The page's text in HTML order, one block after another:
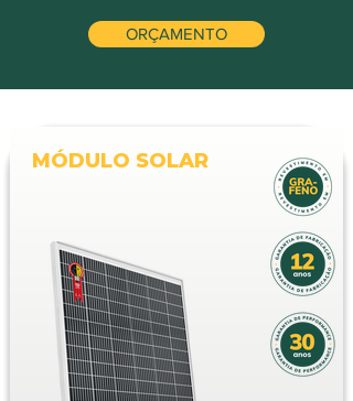
ORÇAMENTO
Os módulos FotoSolis ZNSHINE Solar
oferecem alto desempenho e
confiabilidade comprovada pelo PV
Evolution Labs (PVEL) e pela DNV GL.
Com selo TIER 1 e o prêmio EUPD Top
Brand PV Modules Brazil 2024, são
reconhecidos como uma das marcas
mais confiáveis do setor fotovoltaico no
país.
MÓDULO SOLAR